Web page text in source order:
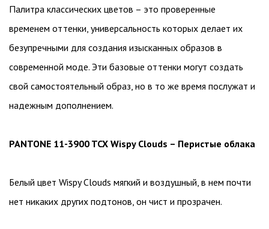
Палитра классических цветов – это проверенные
временем оттенки, универсальность которых делает их
безупречными для создания изысканных образов в
современной моде. Эти базовые оттенки могут создать
свой самостоятельный образ, но в то же время послужат и
надежным дополнением.
PANTONE 11-3900 TCX Wispy Clouds – Перистые облака
Белый цвет Wispy Clouds мягкий и воздушный, в нем почти
нет никаких других подтонов, он чист и прозрачен.